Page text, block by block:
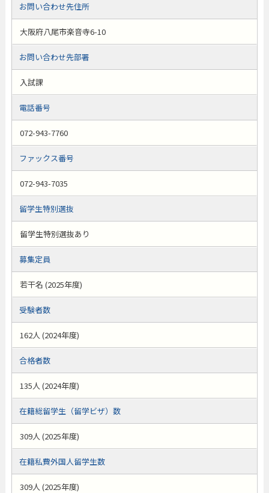
お問い合わせ先住所
大阪府八尾市楽音寺6-10
お問い合わせ先部署
入試課
電話番号
072-943-7760
ファックス番号
072-943-7035
留学生特別選抜
留学生特別選抜あり
募集定員
若干名 (2025年度)
受験者数
162人 (2024年度)
合格者数
135人 (2024年度)
在籍総留学生（留学ビザ）数
309人 (2025年度)
在籍私費外国人留学生数
309人 (2025年度)